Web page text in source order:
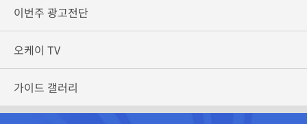
이번주 광고전단
오케이 TV
가이드 갤러리